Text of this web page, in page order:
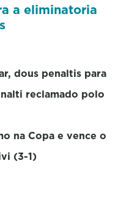
a eliminatoria
dous penaltis para
reclamado polo
na Copa e vence o
(3-1)